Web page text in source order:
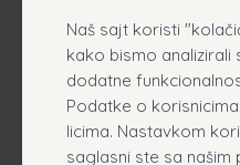
opreme, originalnih
Naš sajt koristi
kako bismo
dodatne
Podatke o
licima. Nastavkom
saglasni ste sa našim